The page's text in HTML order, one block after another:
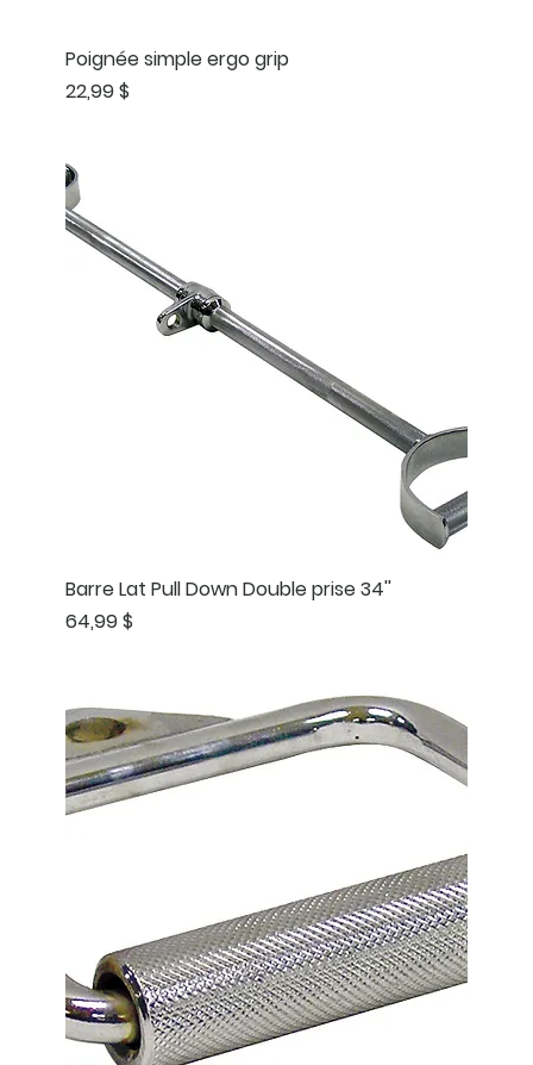
Poignée simple ergo grip
Prix
22,99 $
Barre Lat Pull Down Double prise 34''
Prix
64,99 $